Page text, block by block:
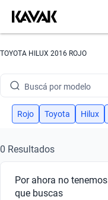
TOYOTA HILUX 2016 ROJO
Buscá por modelo
Buscá por versión
Buscá por marca
Buscá por modelo
Rojo Toyota Hilux
0 Resultados
Por ahora no
que buscas